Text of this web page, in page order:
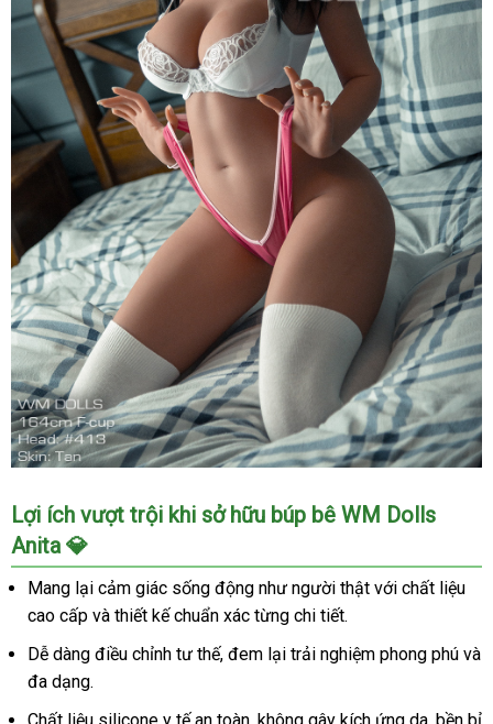
Thật,
Cao
Cấp,
Hot
Búp
Bê
Tình
Dục
WM
Dolls
F
Anita
164cm
Siêu
Lợi ích vượt trội khi sở hữu búp bê WM Dolls
Anita 💎
Mang lại cảm giác sống động như người thật với chất liệu
cao cấp và thiết kế chuẩn xác từng chi tiết.
Dễ dàng điều chỉnh tư thế, đem lại trải nghiệm phong phú và
đa dạng.